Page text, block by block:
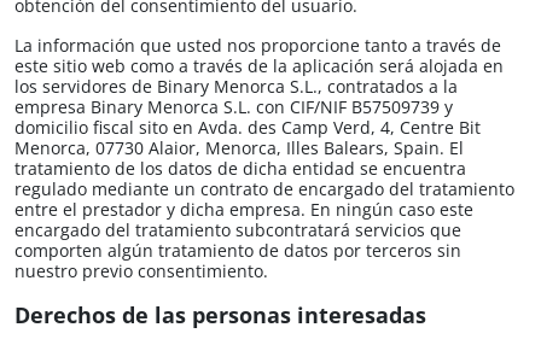
obtención del consentimiento del usuario.
La información que usted nos proporcione tanto a través de
este sitio web como a través de la aplicación será alojada en
los servidores de Binary Menorca S.L., contratados a la
empresa Binary Menorca S.L. con CIF/NIF B57509739​ y
domicilio fiscal sito en Avda. des Camp Verd, 4, Centre Bit
Menorca, 07730 Alaior, Menorca, Illes Balears, Spain. El
tratamiento de los datos de dicha entidad se encuentra
regulado mediante un contrato de encargado del tratamiento
entre el prestador y dicha empresa. En ningún caso este
encargado del tratamiento subcontratará servicios que
comporten algún tratamiento de datos por terceros sin
nuestro previo consentimiento.
Derechos de las personas interesadas